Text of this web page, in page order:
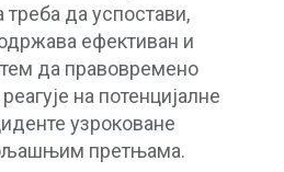
да успостави,
ефективан и
да правовремено
на потенцијалне
узроковане
претњама.